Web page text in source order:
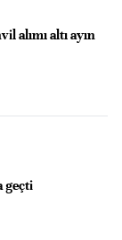
alımı altı ayın
geçti